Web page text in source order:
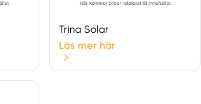
Trina Solar
Läs mer här